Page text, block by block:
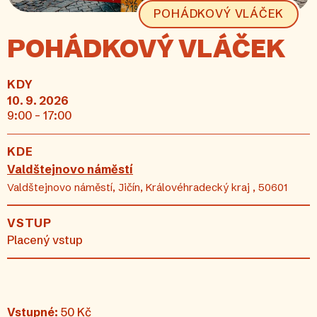
POHÁDKOVÝ VLÁČEK
POHÁDKOVÝ VLÁČEK
KDY
10. 9. 2026
9:00 - 17:00
KDE
Valdštejnovo náměstí
Valdštejnovo náměstí, Jičín, Královéhradecký kraj , 50601
VSTUP
Placený vstup
Vstupné: 50 Kč